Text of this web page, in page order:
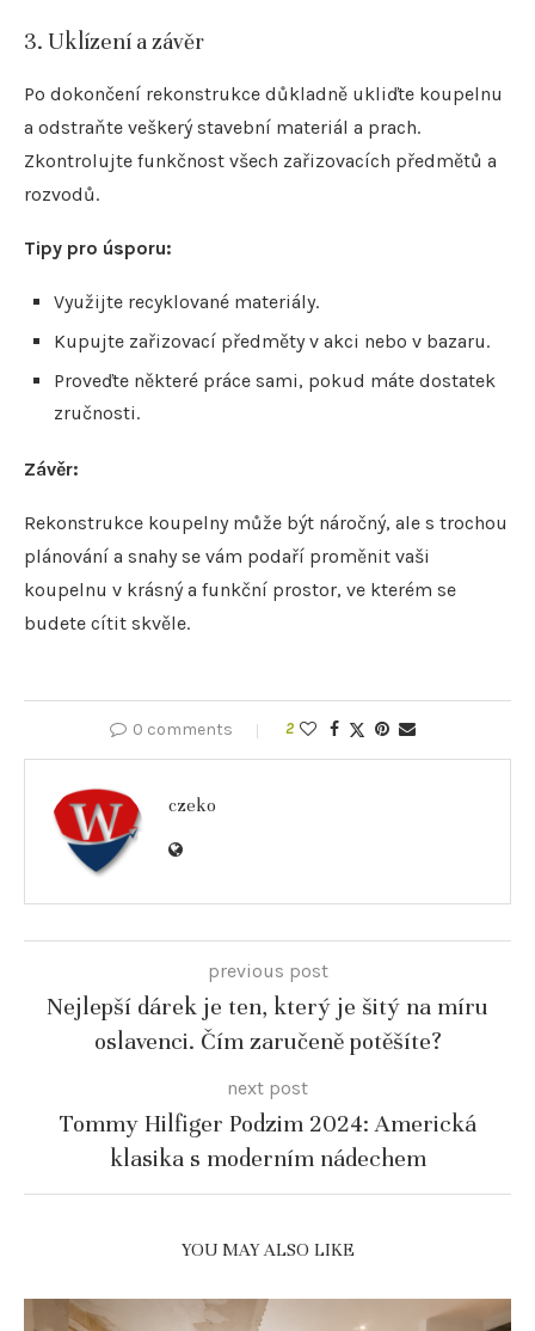
3. Uklízení a závěr
Po dokončení rekonstrukce důkladně ukliďte koupelnu
a odstraňte veškerý stavební materiál a prach.
Zkontrolujte funkčnost všech zařizovacích předmětů a
rozvodů.
Tipy pro úsporu:
Využijte recyklované materiály.
Kupujte zařizovací předměty v akci nebo v bazaru.
Proveďte některé práce sami, pokud máte dostatek
zručnosti.
Závěr:
Rekonstrukce koupelny může být náročný, ale s trochou
plánování a snahy se vám podaří proměnit vaši
koupelnu v krásný a funkční prostor, ve kterém se
budete cítit skvěle.
0 comments 2
czeko
previous post
Nejlepší dárek je ten, který je šitý na míru
oslavenci. Čím zaručeně potěšíte?
next post
Tommy Hilfiger Podzim 2024: Americká
klasika s moderním nádechem
YOU MAY ALSO LIKE